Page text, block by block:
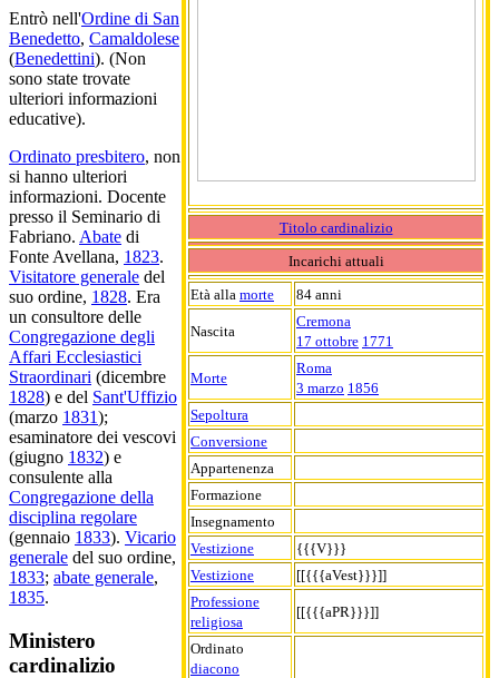
Titolo cardinalizio
Incarichi attuali
Età alla morte 84 anni
Nascita
Cremona
17 ottobre 1771
Morte
Roma
3 marzo 1856
Sepoltura
Conversione
Appartenenza
Formazione
Insegnamento
Vestizione
{{{V}}}
Vestizione
[[{{{aVest}}}]]
Professione
religiosa
[[{{{aPR}}}]]
Ordinato
diacono
Entrò nell'Ordine di San
Benedetto, Camaldolese
(Benedettini). (Non
sono state trovate
ulteriori informazioni
educative).
Ordinato presbitero, non
si hanno ulteriori
informazioni. Docente
presso il Seminario di
Fabriano. Abate di
Fonte Avellana, 1823.
Visitatore generale del
suo ordine, 1828. Era
un consultore delle
Congregazione degli
Affari Ecclesiastici
Straordinari (dicembre
1828) e del Sant'Uffizio
(marzo 1831);
esaminatore dei vescovi
(giugno 1832) e
consulente alla
Congregazione della
disciplina regolare
(gennaio 1833). Vicario
generale del suo ordine,
1833; abate generale,
1835.
Ministero
cardinalizio